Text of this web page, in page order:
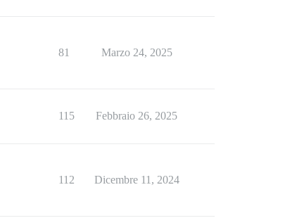
81 Marzo 24, 2025
115 Febbraio 26, 2025
112 Dicembre 11, 2024